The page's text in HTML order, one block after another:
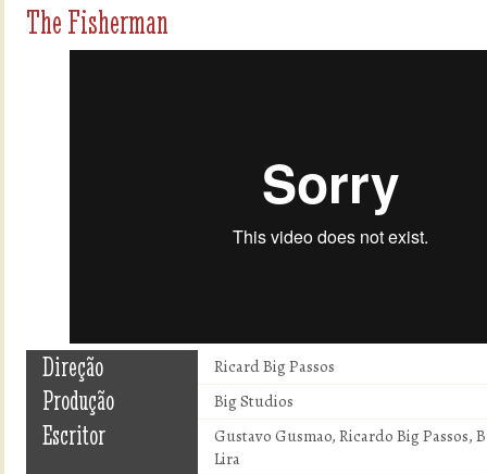
The Fisherman
Direção Ricard Big Passos
Produção Big Studios
Escritor
Gustavo Gusmao, Ricardo Big Passos,
Lira